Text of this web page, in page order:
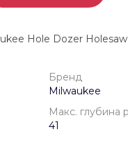
Hole Dozer
Бренд
Milwaukee
Макс. глубина
41